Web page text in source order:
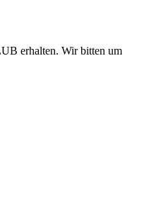
erhalten. Wir bitten um